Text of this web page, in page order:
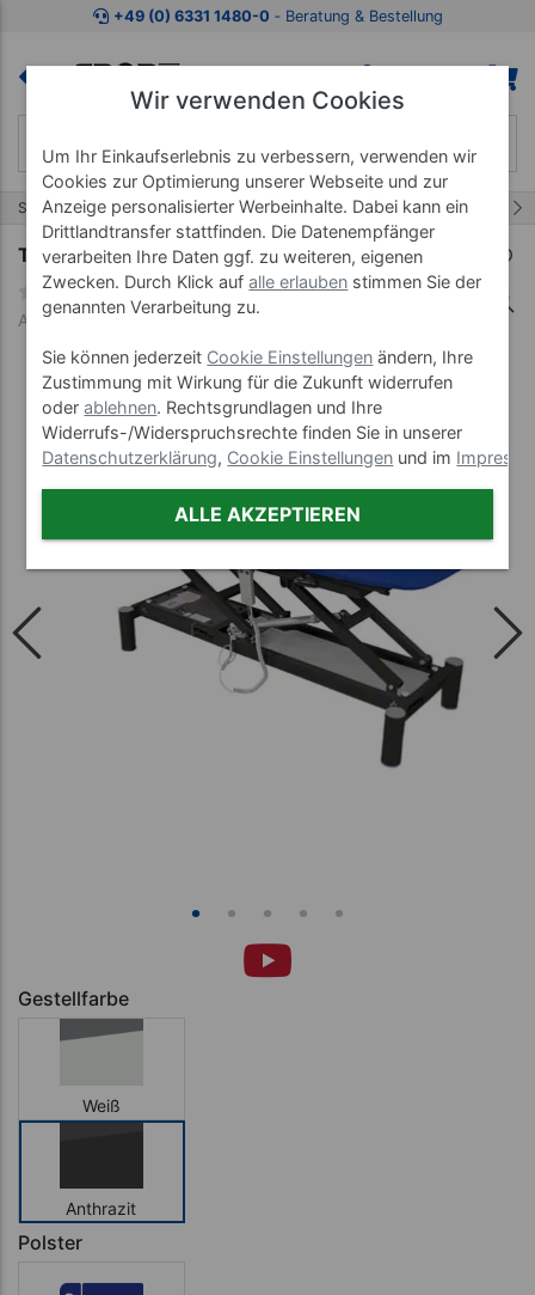
Zum Kaufbereich springen Zur Produktbeschreibung
+49 (0) 6331 1480-0 ‐ Beratung & Bestellung
Start Therapieliege Smart ST Smart ST3 DS
Therapieliege Smart ST3 DS Dachstellung
Art-Nr. 23320-18-65-01
Gestellfarbe
Weiß
Anthrazit
Polster
Wir verwenden Cookies
Um Ihr Einkaufserlebnis zu verbessern, verwenden wir
Cookies zur Optimierung unserer Webseite und zur
Anzeige personalisierter Werbeinhalte. Dabei kann ein
Drittlandtransfer stattfinden. Die Datenempfänger
verarbeiten Ihre Daten ggf. zu weiteren, eigenen
Zwecken. Durch Klick aufalle erlauben stimmen Sie der
genannten Verarbeitung zu.
Sie können jederzeit Cookie Einstellungen ändern, Ihre
Zustimmung mit Wirkung für die Zukunft widerrufen
oderablehnen. Rechtsgrundlagen und Ihre
Widerrufs-/Widerspruchsrechte finden Sie in unserer
Datenschutzerklärung, Cookie Einstellungen und im
ALLE AKZEPTIEREN